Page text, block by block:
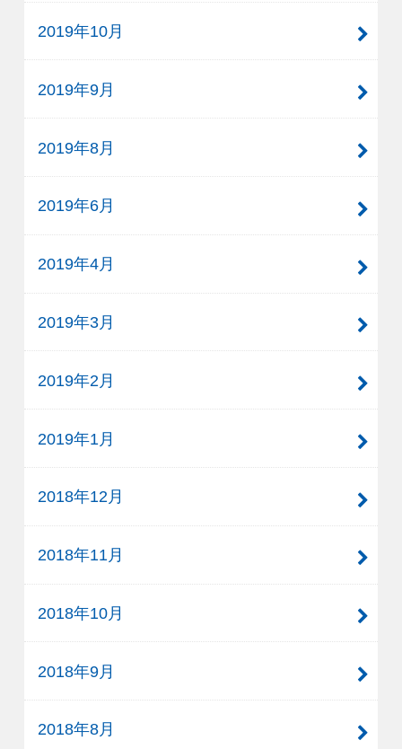
2019年10月
2019年9月
2019年8月
2019年6月
2019年4月
2019年3月
2019年2月
2019年1月
2018年12月
2018年11月
2018年10月
2018年9月
2018年8月